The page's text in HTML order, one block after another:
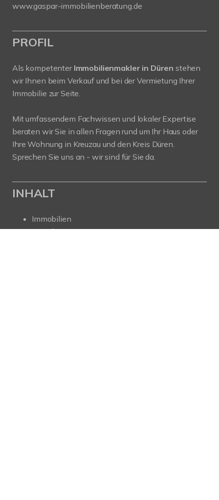
www.gaspar-immobilienberatung.de
PROFIL
Als kompetenter Immobilienmakler in Düren stehen
wir Ihnen beim Verkauf und bei der Vermietung Ihrer
Immobilie zur Seite.
Mit umfassendem Fachwissen und lokaler Expertise
beraten wir Sie in allen Fragen rund um Ihr Haus oder
Ihre Wohnung in Kreuzau und den Kreis Düren.
Sprechen Sie uns an - wir sind für Sie da.
INHALT
Immobilien
Gutachter